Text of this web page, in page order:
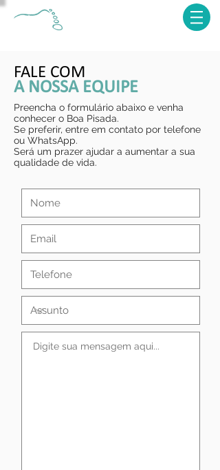
FALE COM
A NOSSA EQUIPE
Preencha o formulário abaixo e venha
conhecer o Boa Pisada.
Se preferir, entre em contato por telefone
ou WhatsApp.
Será um prazer ajudar a aumentar a sua
qualidade de vida.